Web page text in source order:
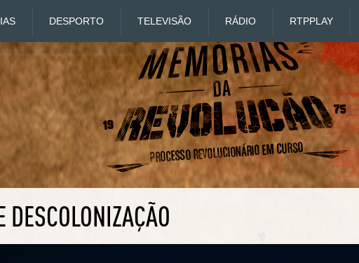
DESPORTO TELEVISÃO RÁDIO RTPPLAY
DESCOLONIZAÇÃO